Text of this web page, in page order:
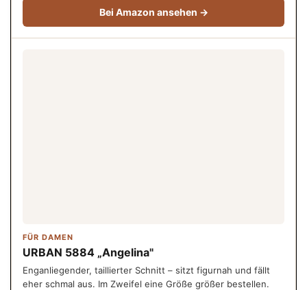
Bei Amazon ansehen →
FÜR DAMEN
URBAN 5884 „Angelina"
Enganliegender, taillierter Schnitt – sitzt figurnah und fällt
eher schmal aus. Im Zweifel eine Größe größer bestellen.